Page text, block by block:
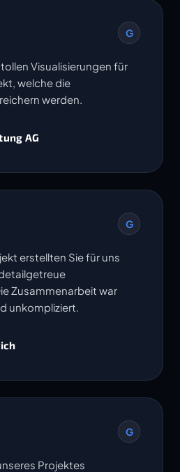
G
Visualisierungen für
welche die
werden.
AG
G
erstellten Sie für uns
Zusammenarbeit war
unkompliziert.
G
Projektes